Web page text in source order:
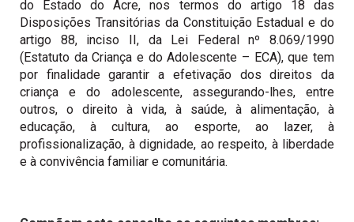
do Estado do Acre, nos termos do artigo 18 das
Disposições Transitórias da Constituição Estadual e do
artigo 88, inciso II, da Lei Federal nº 8.069/1990
(Estatuto da Criança e do Adolescente – ECA), que tem
por finalidade garantir a efetivação dos direitos da
criança e do adolescente, assegurando-lhes, entre
outros, o direito à vida, à saúde, à alimentação, à
educação, à cultura, ao esporte, ao lazer, à
profissionalização, à dignidade, ao respeito, à liberdade
e à convivência familiar e comunitária.